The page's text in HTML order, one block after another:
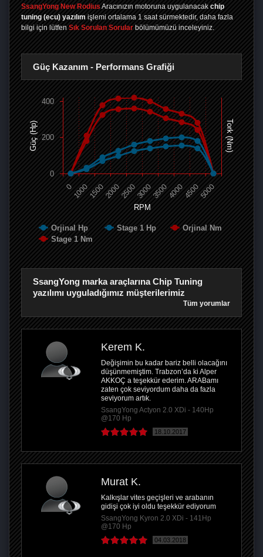
SsangYong New RodiusAracınızın motoruna uygulanacak chip
tuning (ecu) yazılım işlemi ortalama 1 saat sürmektedir, daha fazla
bilgi için lütfen Sık Sorulan Sorular bölümümüzü inceleyiniz.
Güç Kazanım - Performans Grafiği
RPM
Güç (Hp) Tork (Nm)
Orjinal Hp Stage 1 Hp
Orjinal Nm
Stage 1 Nm
0 100015002000250030003500400045005000
0
200
400
SsangYong marka araçlarına Chip Tuning
yazılımı uyguladığımız müşterilerimiz
Tüm yorumlar
Kerem K.
Değişimin bu kadar bariz belli olacağını
düşünmemiştim. Trabzon’da ki Alper
AKKOÇ a teşekkür ederim. ARABamı
zaten çok seviyordum daha da fazla
seviyorum artık.
SsangYong Actyon 2.0 XDi - 140Hp
@170 Hp
18.10.2017
Murat K.
Kalkışlar vites geçişleri ve arabanın
gidişi çok iyi oldu teşekkür ediyorum
SsangYong Kyron 2.0 XDi - 141Hp
@170 Hp
04.03.2018